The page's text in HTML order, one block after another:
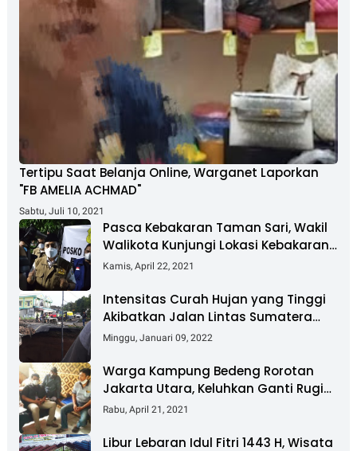
Tertipu Saat Belanja Online, Warganet Laporkan
"FB AMELIA ACHMAD"
Sabtu, Juli 10, 2021
Pasca Kebakaran Taman Sari, Wakil
Walikota Kunjungi Lokasi Kebakaran
Dan Salurkan Bantuan
Kamis, April 22, 2021
Intensitas Curah Hujan yang Tinggi
Akibatkan Jalan Lintas Sumatera
Nyaris Putus
Minggu, Januari 09, 2022
Warga Kampung Bedeng Rorotan
Jakarta Utara, Keluhkan Ganti Rugi
Pembebasan Lahan Tol Cibitung -
Rabu, April 21, 2021
Libur Lebaran Idul Fitri 1443 H, Wisata